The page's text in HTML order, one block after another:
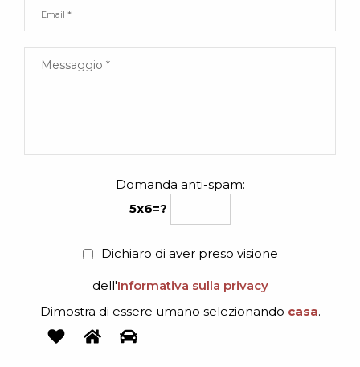
Domanda anti-spam:
5x6=?
Dichiaro di aver preso visione
dell'Informativa sulla privacy
Dimostra di essere umano selezionando casa.